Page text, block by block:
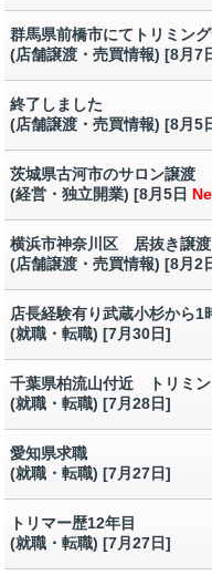
群馬県前橋市にてトリミン
(店舗譲渡・売買情報) [8月7
終了しました
(店舗譲渡・売買情報) [8月5
茨城県古河市のサロン譲渡
(経営・独立開業) [8月5日
横浜市神奈川区 居抜き譲渡
(店舗譲渡・売買情報) [8月2
店長経験有り武蔵小杉から1
(就職・転職) [7月30日]
千葉県柏流山付近 トリミ
(就職・転職) [7月28日]
愛知県求職
(就職・転職) [7月27日]
トリマー歴12年目
(就職・転職) [7月27日]